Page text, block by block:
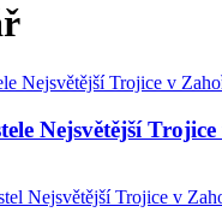
Nejsvětější
Nejsvětější Trojice v